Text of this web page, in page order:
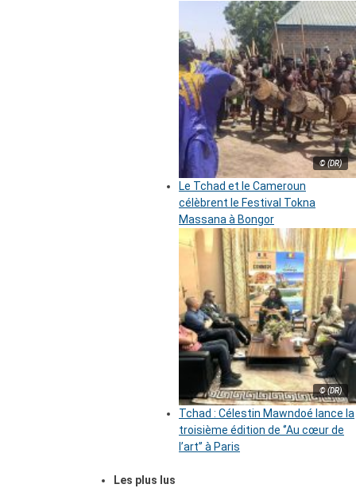
© (DR)
Le Tchad et le Cameroun
célèbrent le Festival Tokna
Massana à Bongor
© (DR)
Tchad : Célestin Mawndoé lance la
troisième édition de ‘’Au cœur de
l’art’’ à Paris
Les plus lus